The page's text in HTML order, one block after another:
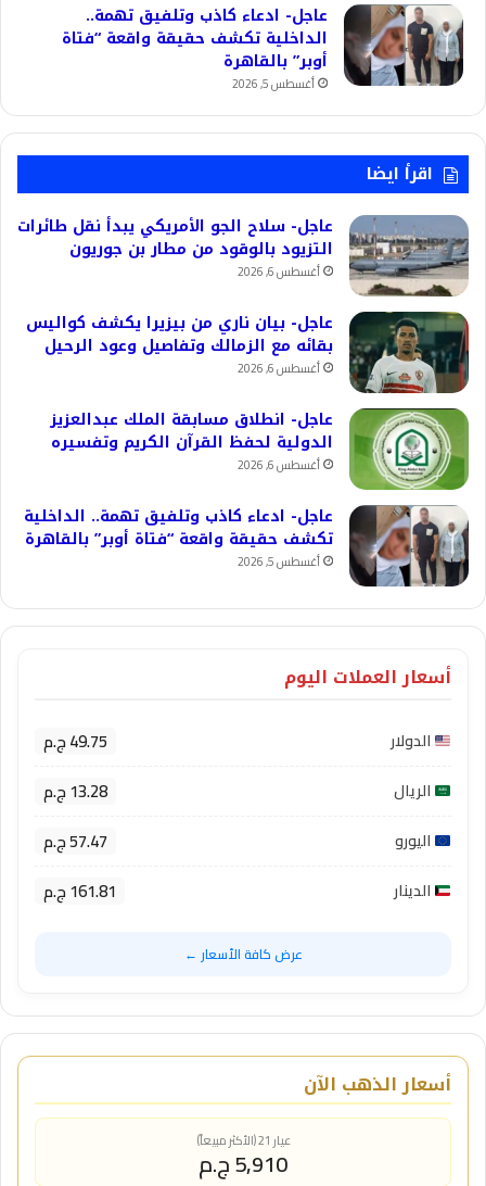
عاجل- ادعاء كاذب وتلفيق تهمة..
الداخلية تكشف حقيقة واقعة “فتاة
أوبر” بالقاهرة
أغسطس 5, 2026
اقرأ ايضا
عاجل- سلاح الجو الأمريكي يبدأ نقل طائرات
التزيود بالوقود من مطار بن جوريون
أغسطس 6, 2026
عاجل- بيان ناري من بيزيرا يكشف كواليس
بقائه مع الزمالك وتفاصيل وعود الرحيل
أغسطس 6, 2026
عاجل- انطلاق مسابقة الملك عبدالعزيز
الدولية لحفظ القرآن الكريم وتفسيره
أغسطس 6, 2026
عاجل- ادعاء كاذب وتلفيق تهمة.. الداخلية
تكشف حقيقة واقعة “فتاة أوبر” بالقاهرة
أغسطس 5, 2026
أسعار العملات اليوم
الدولار 49.75 ج.م
الريال 13.28 ج.م
اليورو 57.47 ج.م
الدينار 161.81 ج.م
عرض كافة الأسعار ←
أسعار الذهب الآن
عيار 21 (الأكثر مبيعاً)
5,910 ج.م